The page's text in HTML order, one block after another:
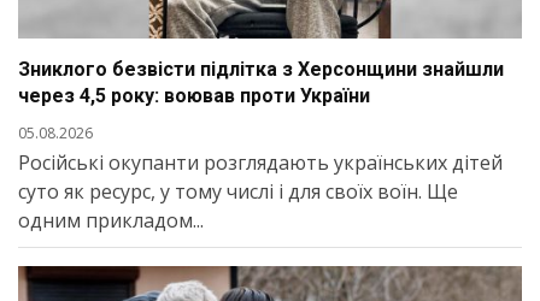
Зниклого безвісти підлітка з Херсонщини знайшли
через 4,5 року: воював проти України
05.08.2026
Російські окупанти розглядають українських дітей
суто як ресурс, у тому числі і для своїх воїн. Ще
одним прикладом...